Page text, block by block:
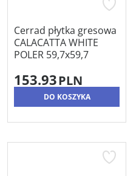
Cerrad płytka gresowa
CALACATTA WHITE
POLER 59,7x59,7
153.93PLN
DO KOSZYKA